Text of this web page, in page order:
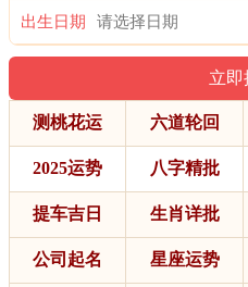
出生日期
测桃花运 六道轮回
2025运势 八字精批
提车吉日 生肖详批
公司起名 星座运势